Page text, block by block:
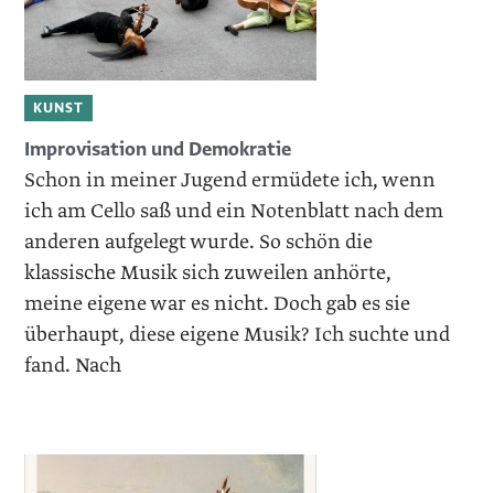
KUNST
Improvisation und Demokratie
Schon in meiner Jugend ermüdete ich, wenn
ich am Cello saß und ein Notenblatt nach dem
anderen aufgelegt wurde. So schön die
klassische Musik sich zuweilen anhörte,
meine eigene war es nicht. Doch gab es sie
überhaupt, diese eigene Musik? Ich suchte und
fand. Nach